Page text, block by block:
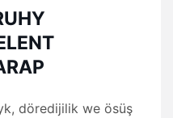
döredijilik we ösüş